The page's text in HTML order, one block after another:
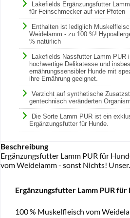
Lakefields Ergänzungsfutter
für Feinschmecker auf vier Pfoten
Enthalten ist lediglich
Weidelamm - zu 100 %!
% natürlich
Lakefields Nassfutter Lamm PUR
hochwertige Delikatesse und
ernährungssensibler Hunde mit
ihre Ernährung geeignet.
Verzicht auf synthetische
gentechnisch veränderten
Die Sorte Lamm PUR ist ein
Ergänzungsfutter für Hunde.
Beschreibung
Ergänzungsfutter Lamm PUR für
vom Weidelamm - sonst Nichts!
Ergänzungsfutter Lamm PUR für
100 % Muskelfleisch vom